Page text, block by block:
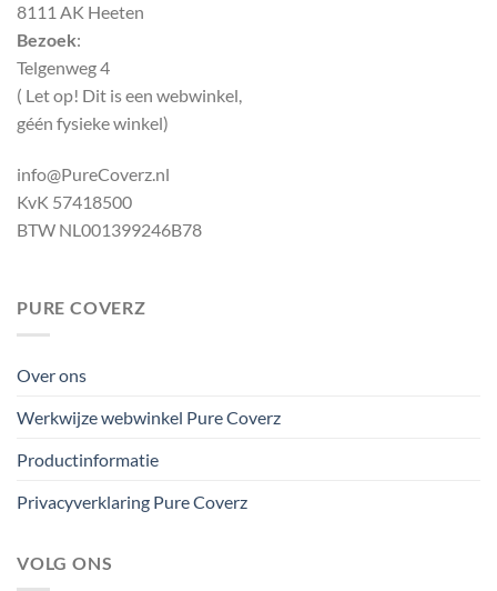
8111 AK Heeten
Bezoek:
Telgenweg 4
( Let op! Dit is een webwinkel,
géén fysieke winkel)
info@PureCoverz.nl
KvK 57418500
BTW NL001399246B78
PURE COVERZ
Over ons
Werkwijze webwinkel Pure Coverz
Productinformatie
Privacyverklaring Pure Coverz
VOLG ONS